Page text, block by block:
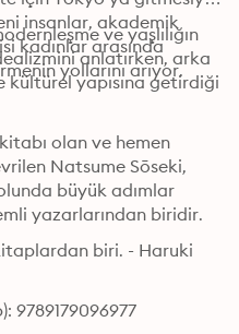
insanlar, akademik
kadınlar arasında
yollarını arıyor.
ve yaşlılığın
anlatırken, arka
yapısına getirdiği
olan ve hemen
Natsume Sōseki,
büyük adımlar
yazarlarından biridir.
biri. - Haruki
9789179096977